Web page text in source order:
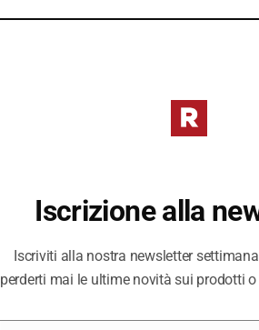
Iscrizione alla
Iscriviti alla nostra newsletter
perderti mai le ultime novità sui prodotti